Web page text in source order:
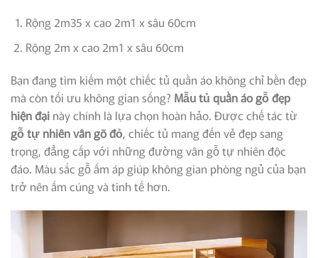
Rộng 2m35 x cao 2m1 x sâu 60cm
Rộng 2m x cao 2m1 x sâu 60cm
Bạn đang tìm kiếm một chiếc tủ quần áo không chỉ bền đẹp
mà còn tối ưu không gian sống? Mẫu tủ quần áo gỗ đẹp
hiện đại này chính là lựa chọn hoàn hảo. Được chế tác từ
gỗ tự nhiên vân gõ đỏ, chiếc tủ mang đến vẻ đẹp sang
trọng, đẳng cấp với những đường vân gỗ tự nhiên độc
đáo. Màu sắc gỗ ấm áp giúp không gian phòng ngủ của bạn
trở nên ấm cúng và tinh tế hơn.